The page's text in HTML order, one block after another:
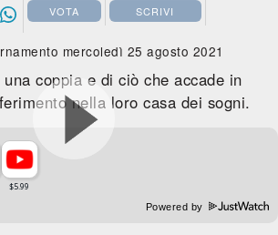
VOTA SCRIVI
mercoledì 25 agosto 2021
coppia e di ciò che accade in
nella loro casa dei sogni.
Powered by